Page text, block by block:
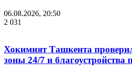
06.08.2026, 20:50
2 031
Хокимият Ташкента
зоны 24/7 и благоустройства